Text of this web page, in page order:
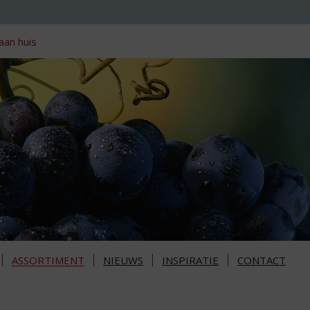
huis
ASSORTIMENT NIEUWS INSPIRATIE CONTACT